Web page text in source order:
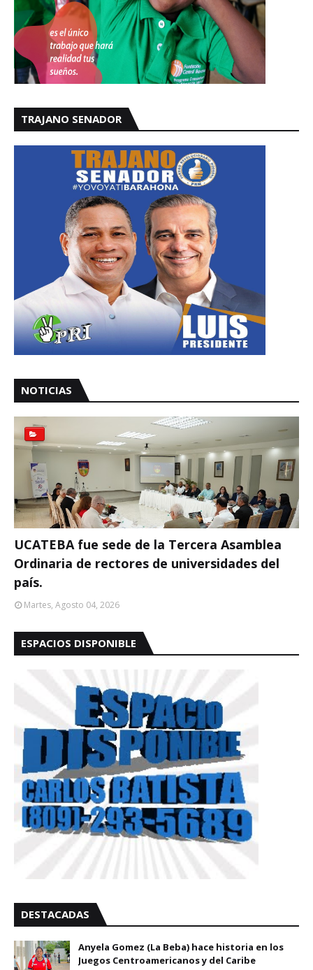
TRAJANO SENADOR
NOTICIAS
UCATEBA fue sede de la Tercera Asamblea
Ordinaria de rectores de universidades del
país.
Martes, Agosto 04, 2026
ESPACIOS DISPONIBLE
DESTACADAS
Anyela Gomez (La Beba) hace historia en los
Juegos Centroamericanos y del Caribe